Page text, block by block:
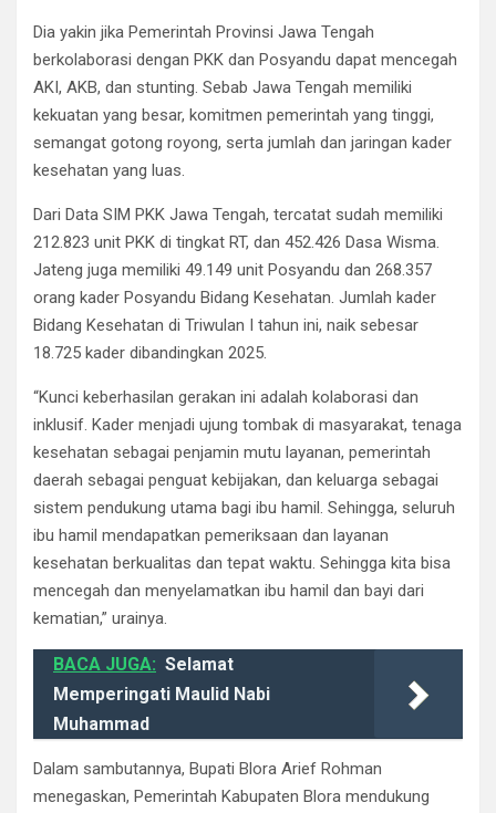
Dia yakin jika Pemerintah Provinsi Jawa Tengah
berkolaborasi dengan PKK dan Posyandu dapat mencegah
AKI, AKB, dan stunting. Sebab Jawa Tengah memiliki
kekuatan yang besar, komitmen pemerintah yang tinggi,
semangat gotong royong, serta jumlah dan jaringan kader
kesehatan yang luas.
Dari Data SIM PKK Jawa Tengah, tercatat sudah memiliki
212.823 unit PKK di tingkat RT, dan 452.426 Dasa Wisma.
Jateng juga memiliki 49.149 unit Posyandu dan 268.357
orang kader Posyandu Bidang Kesehatan. Jumlah kader
Bidang Kesehatan di Triwulan I tahun ini, naik sebesar
18.725 kader dibandingkan 2025.
“Kunci keberhasilan gerakan ini adalah kolaborasi dan
inklusif. Kader menjadi ujung tombak di masyarakat, tenaga
kesehatan sebagai penjamin mutu layanan, pemerintah
daerah sebagai penguat kebijakan, dan keluarga sebagai
sistem pendukung utama bagi ibu hamil. Sehingga, seluruh
ibu hamil mendapatkan pemeriksaan dan layanan
kesehatan berkualitas dan tepat waktu. Sehingga kita bisa
mencegah dan menyelamatkan ibu hamil dan bayi dari
kematian,” urainya.
BACA JUGA: Selamat
Memperingati Maulid Nabi
Muhammad
Dalam sambutannya, Bupati Blora Arief Rohman
menegaskan, Pemerintah Kabupaten Blora mendukung